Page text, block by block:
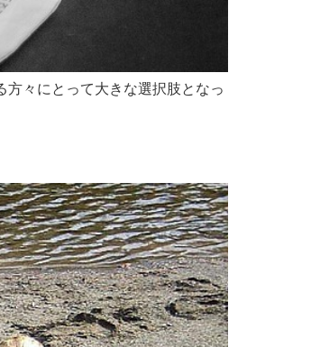
々にとって大きな選択肢となっ